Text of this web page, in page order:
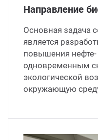
Направление
Основная задача
является
повышения нефте-
одновременным
экологической
окружающую